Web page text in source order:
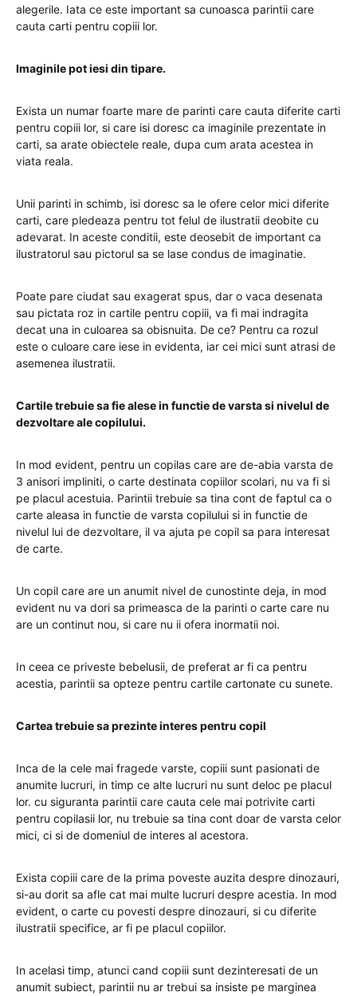
alegerile. Iata ce este important sa cunoasca parintii care
cauta carti pentru copiii lor.
Imaginile pot iesi din tipare.
Exista un numar foarte mare de parinti care cauta diferite carti
pentru copiii lor, si care isi doresc ca imaginile prezentate in
carti, sa arate obiectele reale, dupa cum arata acestea in
viata reala.
Unii parinti in schimb, isi doresc sa le ofere celor mici diferite
carti, care pledeaza pentru tot felul de ilustratii deobite cu
adevarat. In aceste conditii, este deosebit de important ca
ilustratorul sau pictorul sa se lase condus de imaginatie.
Poate pare ciudat sau exagerat spus, dar o vaca desenata
sau pictata roz in cartile pentru copiii, va fi mai indragita
decat una in culoarea sa obisnuita. De ce? Pentru ca rozul
este o culoare care iese in evidenta, iar cei mici sunt atrasi de
asemenea ilustratii.
Cartile trebuie sa fie alese in functie de varsta si nivelul de
dezvoltare ale copilului.
In mod evident, pentru un copilas care are de-abia varsta de
3 anisori impliniti, o carte destinata copiilor scolari, nu va fi si
pe placul acestuia. Parintii trebuie sa tina cont de faptul ca o
carte aleasa in functie de varsta copilului si in functie de
nivelul lui de dezvoltare, il va ajuta pe copil sa para interesat
de carte.
Un copil care are un anumit nivel de cunostinte deja, in mod
evident nu va dori sa primeasca de la parinti o carte care nu
are un continut nou, si care nu ii ofera inormatii noi.
In ceea ce priveste bebelusii, de preferat ar fi ca pentru
acestia, parintii sa opteze pentru cartile cartonate cu sunete.
Cartea trebuie sa prezinte interes pentru copil
Inca de la cele mai fragede varste, copiii sunt pasionati de
anumite lucruri, in timp ce alte lucruri nu sunt deloc pe placul
lor. cu siguranta parintii care cauta cele mai potrivite carti
pentru copilasii lor, nu trebuie sa tina cont doar de varsta celor
mici, ci si de domeniul de interes al acestora.
Exista copiii care de la prima poveste auzita despre dinozauri,
si-au dorit sa afle cat mai multe lucruri despre acestia. In mod
evident, o carte cu povesti despre dinozauri, si cu diferite
ilustratii specifice, ar fi pe placul copiilor.
In acelasi timp, atunci cand copiii sunt dezinteresati de un
anumit subiect, parintii nu ar trebui sa insiste pe marginea